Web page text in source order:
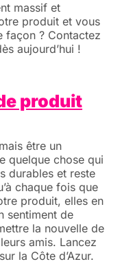
massif et
produit et vous
façon ? Contactez
aujourd’hui !
produit
être un
quelque chose qui
durables et reste
chaque fois que
produit, elles en
sentiment de
la nouvelle de
amis. Lancez
la Côte d’Azur.